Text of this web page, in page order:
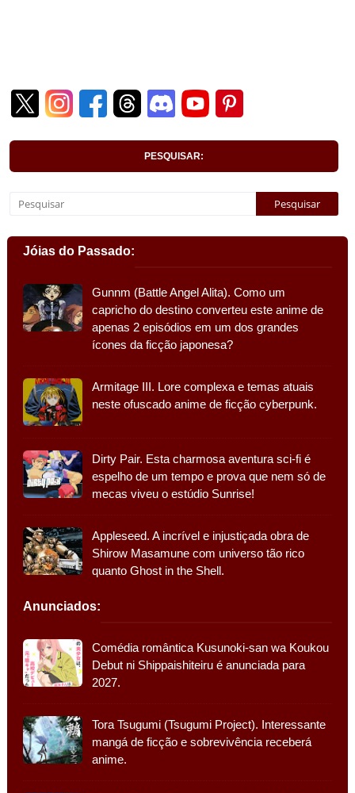
PESQUISAR:
Jóias do Passado:
Gunnm (Battle Angel Alita). Como um
capricho do destino converteu este anime de
apenas 2 episódios em um dos grandes
ícones da ficção japonesa?
Armitage III. Lore complexa e temas atuais
neste ofuscado anime de ficção cyberpunk.
Dirty Pair. Esta charmosa aventura sci-fi é
espelho de um tempo e prova que nem só de
mecas viveu o estúdio Sunrise!
Appleseed. A incrível e injustiçada obra de
Shirow Masamune com universo tão rico
quanto Ghost in the Shell.
Anunciados:
Comédia romântica Kusunoki-san wa Koukou
Debut ni Shippaishiteiru é anunciada para
2027.
Tora Tsugumi (Tsugumi Project). Interessante
mangá de ficção e sobrevivência receberá
anime.